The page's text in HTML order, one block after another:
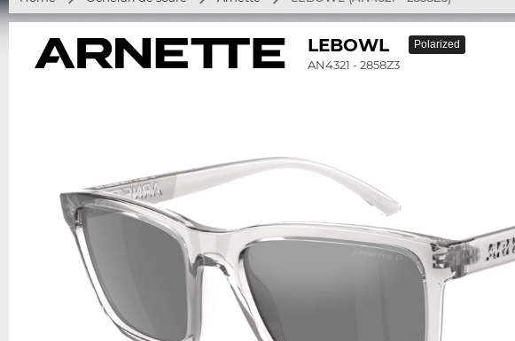
LEBOWL
AN4321 - 2858Z3
Polarized